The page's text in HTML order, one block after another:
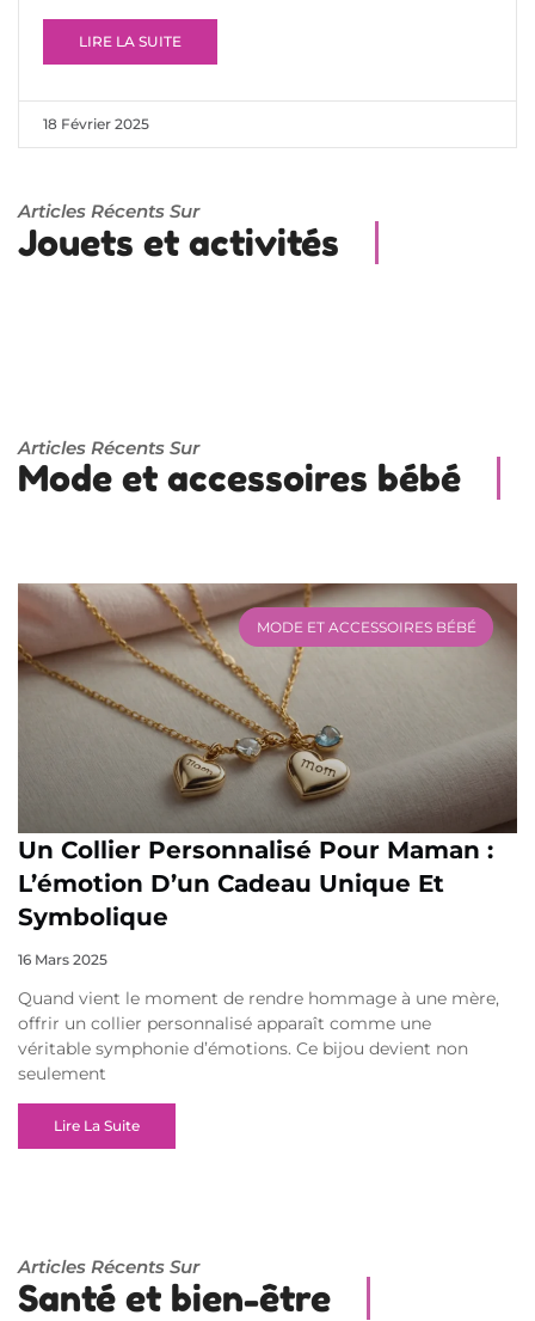
LIRE LA SUITE
18 Février 2025
Articles Récents Sur
Jouets et activités
Articles Récents Sur
Mode et accessoires bébé
MODE ET ACCESSOIRES BÉBÉ
Un Collier Personnalisé Pour Maman :
L’émotion D’un Cadeau Unique Et
Symbolique
16 Mars 2025
Quand vient le moment de rendre hommage à une mère,
offrir un collier personnalisé apparaît comme une
véritable symphonie d’émotions. Ce bijou devient non
seulement
Lire La Suite
Articles Récents Sur
Santé et bien-être